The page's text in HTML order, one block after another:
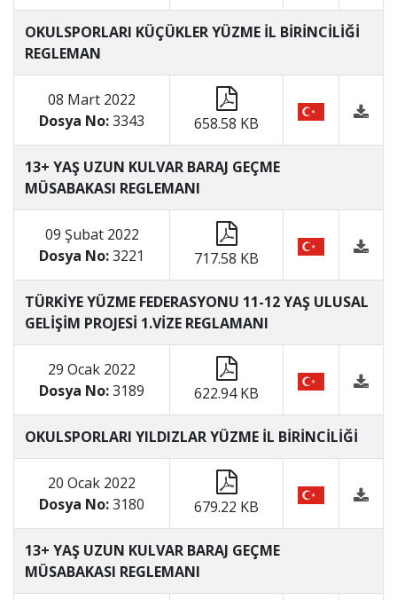
OKULSPORLARI KÜÇÜKLER YÜZME İL BİRİNCİLİĞİ
REGLEMAN
08 Mart 2022
Dosya No:3343 658.58 KB
13+ YAŞ UZUN KULVAR BARAJ GEÇME
MÜSABAKASI REGLEMANI
09 Şubat 2022
Dosya No:3221 717.58 KB
TÜRKİYE YÜZME FEDERASYONU 11-12 YAŞ ULUSAL
GELİŞİM PROJESİ 1.VİZE REGLAMANI
29 Ocak 2022
Dosya No:3189 622.94 KB
OKULSPORLARI YILDIZLAR YÜZME İL BİRİNCİLİĞİ
20 Ocak 2022
Dosya No:3180 679.22 KB
13+ YAŞ UZUN KULVAR BARAJ GEÇME
MÜSABAKASI REGLEMANI